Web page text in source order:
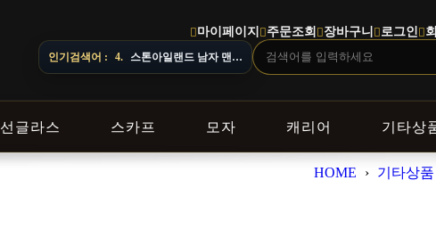
마이페이지 주문조회 장바구니 로그인
인기검색어 : 4. 스톤아일랜드 남자 맨투맨
선글라스 스카프 모자 캐리어 기타상
HOME › 기타상품